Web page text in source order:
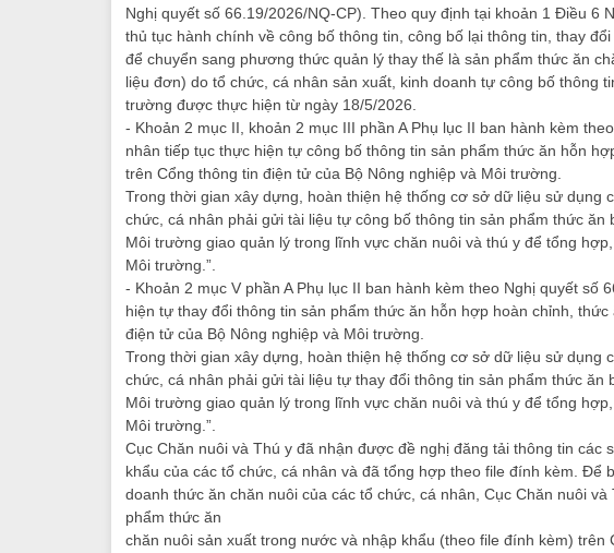
Nghị quyết số 66.19/2026/NQ-CP). Theo quy định tại khoản 1 Điều 6
thủ tục hành chính về công bố thông tin, công bố lại thông tin, thay
để chuyển sang phương thức quản lý thay thế là sản phẩm thức ăn
liệu đơn) do tổ chức, cá nhân sản xuất, kinh doanh tự công bố thông
trường được thực hiện từ ngày 18/5/2026.
- Khoản 2 mục II, khoản 2 mục III phần A Phụ lục II ban hành kèm
nhân tiếp tục thực hiện tự công bố thông tin sản phẩm thức ăn hỗn
trên Cổng thông tin điện tử của Bộ Nông nghiệp và Môi trường.
Trong thời gian xây dựng, hoàn thiện hệ thống cơ sở dữ liệu sử dụng
chức, cá nhân phải gửi tài liệu tự công bố thông tin sản phẩm thức
Môi trường giao quản lý trong lĩnh vực chăn nuôi và thú y để tổng
Môi trường.”.
- Khoản 2 mục V phần A Phụ lục II ban hành kèm theo Nghị quyết số
hiện tự thay đổi thông tin sản phẩm thức ăn hỗn hợp hoàn chỉnh,
điện tử của Bộ Nông nghiệp và Môi trường.
Trong thời gian xây dựng, hoàn thiện hệ thống cơ sở dữ liệu sử dụng
chức, cá nhân phải gửi tài liệu tự thay đổi thông tin sản phẩm thức
Môi trường giao quản lý trong lĩnh vực chăn nuôi và thú y để tổng
Môi trường.”.
Cục Chăn nuôi và Thú y đã nhận được đề nghị đăng tải thông tin
khẩu của các tổ chức, cá nhân và đã tổng hợp theo file đính kèm. Để
doanh thức ăn chăn nuôi của các tổ chức, cá nhân, Cục Chăn nuôi
phẩm thức ăn
chăn nuôi sản xuất trong nước và nhập khẩu (theo file đính kèm)